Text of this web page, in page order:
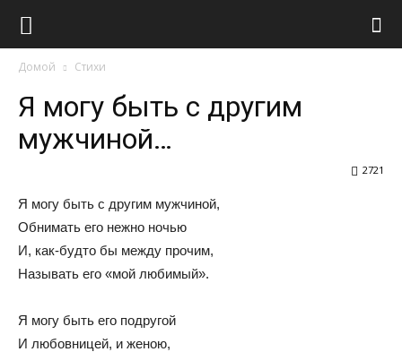
Домой Стихи
Я могу быть с другим
мужчиной…
2721
Я могу быть с другим мужчиной,
Обнимать его нежно ночью
И, как-будто бы между прочим,
Называть его «мой любимый».
Я могу быть его подругой
И любовницей, и женою,